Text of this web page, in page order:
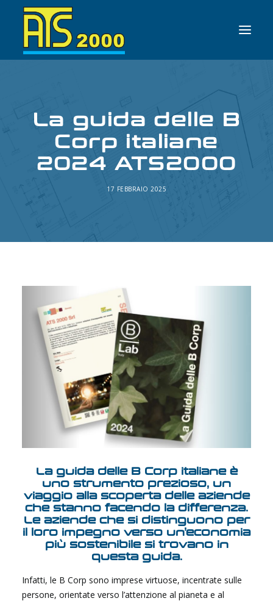
AZIENDA
SERVIZI
NEWS
ITALIANO
La guida delle B
Corp italiane
2024 ATS2000
17 FEBBRAIO 2025
La guida delle B Corp italiane è
uno strumento prezioso, un
viaggio alla scoperta delle aziende
che stanno facendo la differenza.
Le aziende che si distinguono per
il loro impegno verso un’economia
più sostenibile si trovano in
questa guida.
Infatti, le B Corp sono imprese virtuose, incentrate sulle
persone, orientate verso l’attenzione al pianeta e al